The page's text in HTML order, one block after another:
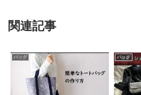
関連記事
バッグ バッグ